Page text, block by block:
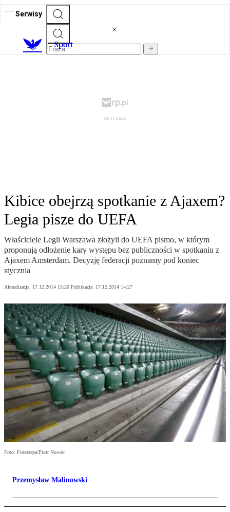
Serwisy
Sport
Kibice obejrzą spotkanie z Ajaxem?
Legia pisze do UEFA
Właściciele Legii Warszawa złożyli do UEFA pismo, w którym
proponują odłożenie kary występu bez publiczności w spotkaniu z
Ajaxem Amsterdam. Decyzję federacji poznamy pod koniec
stycznia
Aktualizacja: 17.12.2014 15:20 Publikacja: 17.12.2014 14:27
Foto: Fotorzepa/Piotr Nowak
Przemysław Malinowski